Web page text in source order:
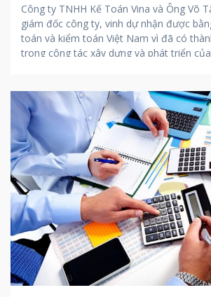
Công ty TNHH Kế Toán Vina và Ông Võ
giám đốc công ty, vinh dự nhận được
toán và kiểm toán Việt Nam vì đã có
trong công tác xây dựng và phát triển